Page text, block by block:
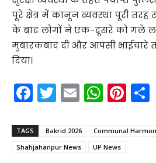
पूरे क्षेत्र में कानून व्यवस्था पूरी तरह
के बाद लोगों ने एक-दूसरे को गले
मुबारकबाद दी और आपसी भाईचारे
दिया।
F
c
e
T
itt
er
E
ai
l
W
a
ts
Pi
er
TAGS Bakrid 2026 Communal
Shahjahanpur News
UP News